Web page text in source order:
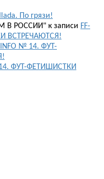
По грязи!
В РОССИИ" к записи FF-
ВСТРЕЧАЮТСЯ!
INFO № 14. ФУТ-
ФУТ-ФЕТИШИСТКИ